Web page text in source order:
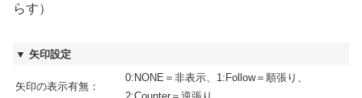
らす）
▼ 矢印設定
矢印の表示有無：
0:NONE＝非表示、1:Follow＝順張り、